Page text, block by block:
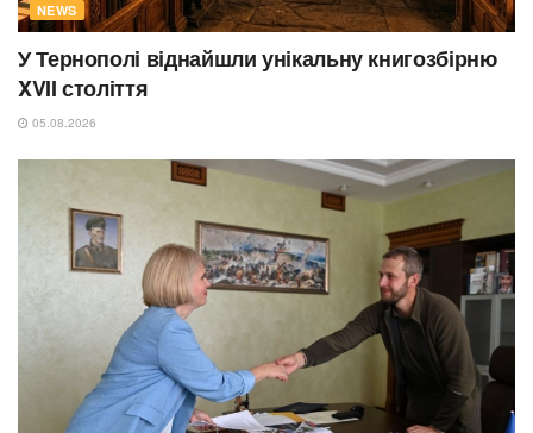
NEWS
У Тернополі віднайшли унікальну книгозбірню
XVII століття
05.08.2026